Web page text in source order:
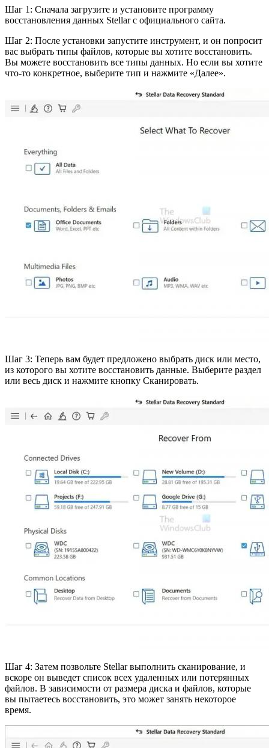
Шаг 1: Сначала загрузите и установите программу
восстановления данных Stellar с официального сайта.
Шаг 2: После установки запустите инструмент, и он попросит
вас выбрать типы файлов, которые вы хотите восстановить.
Вы можете восстановить все типы данных. Но если вы хотите
что-то конкретное, выберите тип и нажмите «Далее».
Шаг 3: Теперь вам будет предложено выбрать диск или место,
из которого вы хотите восстановить данные. Выберите раздел
или весь диск и нажмите кнопку Сканировать.
Шаг 4: Затем позвольте Stellar выполнить сканирование, и
вскоре он выведет список всех удаленных или потерянных
файлов. В зависимости от размера диска и файлов, которые
вы пытаетесь восстановить, это может занять некоторое
время.